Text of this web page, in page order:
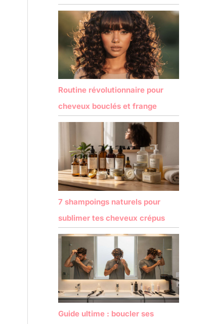
Routine révolutionnaire pour
cheveux bouclés et frange
7 shampoings naturels pour
sublimer tes cheveux crépus
Guide ultime : boucler ses